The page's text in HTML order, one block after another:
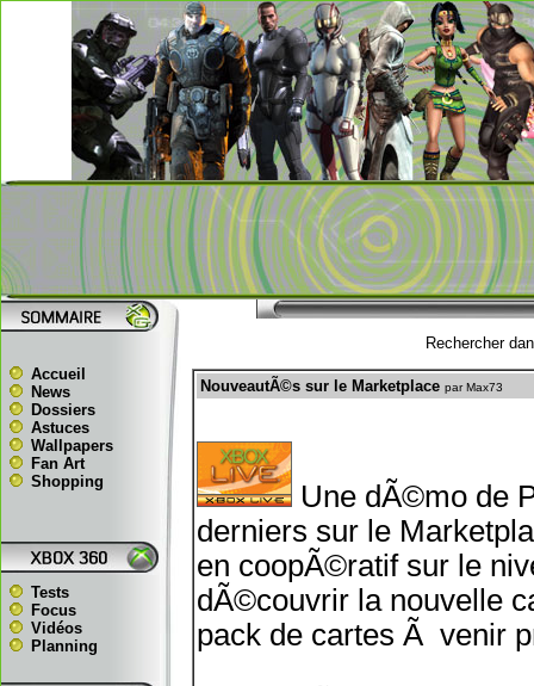
Accueil
News
Dossiers
Astuces
Wallpapers
Fan Art
Shopping
Tests
Focus
Vidéos
Planning
Rechercher
NouveautÃ©s sur le Marketplace par Max73
Une dÃ©mo de
derniers sur le
en coopÃ©ratif sur le
dÃ©couvrir la nouvelle
pack de cartes Ã venir